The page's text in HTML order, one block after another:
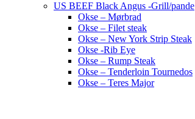
US BEEF Black Angus -Grill/pande
Okse – Mørbrad
Okse – Filet steak
Okse – New York Strip Steak
Okse -Rib Eye
Okse – Rump Steak
Okse – Tenderloin Tournedos
Okse – Teres Major